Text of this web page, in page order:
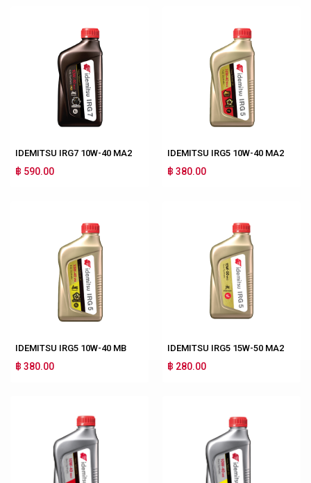
IDEMITSU IRG7 10W-40 MA2
฿ 590.00
IDEMITSU IRG5 10W-40 MA2
฿ 380.00
IDEMITSU IRG5 10W-40 MB
฿ 380.00
IDEMITSU IRG5 15W-50 MA2
฿ 280.00